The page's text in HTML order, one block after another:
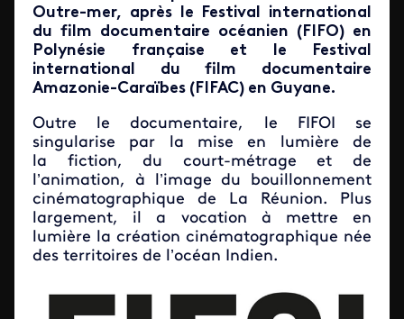
Outre-mer, après le Festival international
du film documentaire océanien (FIFO) en
Polynésie française et le Festival
international du film documentaire
Amazonie-Caraïbes (FIFAC) en Guyane.
Outre le documentaire, le FIFOI se
singularise par la mise en lumière de
la fiction, du court-métrage et de
l’animation, à l’image du bouillonnement
cinématographique de La Réunion. Plus
largement, il a vocation à mettre en
lumière la création cinématographique née
des territoires de l’océan Indien.